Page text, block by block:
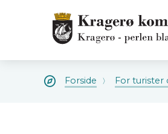
Kragerø
kommune
Kragerø
kommune
Du
er
Forside For turister